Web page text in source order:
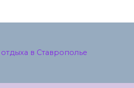
в Ставрополье